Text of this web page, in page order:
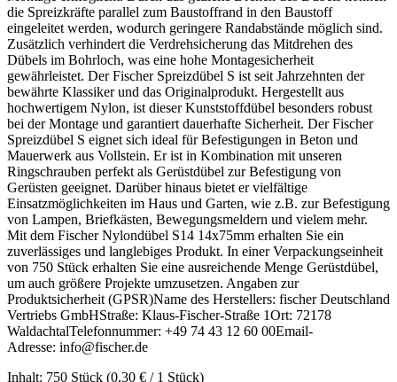
die Spreizkräfte parallel zum Baustoffrand in den Baustoff
eingeleitet werden, wodurch geringere Randabstände möglich sind.
Zusätzlich verhindert die Verdrehsicherung das Mitdrehen des
Dübels im Bohrloch, was eine hohe Montagesicherheit
gewährleistet. Der Fischer Spreizdübel S ist seit Jahrzehnten der
bewährte Klassiker und das Originalprodukt. Hergestellt aus
hochwertigem Nylon, ist dieser Kunststoffdübel besonders robust
bei der Montage und garantiert dauerhafte Sicherheit. Der Fischer
Spreizdübel S eignet sich ideal für Befestigungen in Beton und
Mauerwerk aus Vollstein. Er ist in Kombination mit unseren
Ringschrauben perfekt als Gerüstdübel zur Befestigung von
Gerüsten geeignet. Darüber hinaus bietet er vielfältige
Einsatzmöglichkeiten im Haus und Garten, wie z.B. zur Befestigung
von Lampen, Briefkästen, Bewegungsmeldern und vielem mehr.
Mit dem Fischer Nylondübel S14 14x75mm erhalten Sie ein
zuverlässiges und langlebiges Produkt. In einer Verpackungseinheit
von 750 Stück erhalten Sie eine ausreichende Menge Gerüstdübel,
um auch größere Projekte umzusetzen. Angaben zur
Produktsicherheit (GPSR)Name des Herstellers: fischer Deutschland
Vertriebs GmbHStraße: Klaus-Fischer-Straße 1Ort: 72178
WaldachtalTelefonnummer: +49 74 43 12 60 00Email-
Adresse: info@fischer.de
Inhalt: 750 Stück (0,30 € / 1 Stück)